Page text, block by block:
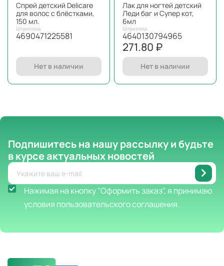
Спрей детский Delicare
для волос с блёстками,
150 мл.
Штрихкод
4690471225581
Нет в наличии
Лак для ногтей детский
Леди баг и Супер кот,
6мл
Штрихкод
4640130794965
271.80 ₽
Нет в наличии
Подпишитесь на нашу рассылкуи будьте
в курсе актуальных новостей
Нажимая на кнопку "Оформить заказ", я принимаю
условия пользовательского соглашения.